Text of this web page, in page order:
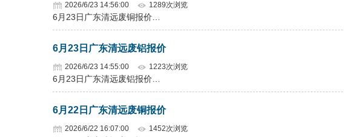
2026/6/23 14:56:00 1289次浏览
6月23日广东清远废铜报价…
6月23日广东清远废铝报价
2026/6/23 14:55:00 1223次浏览
6月23日广东清远废铝报价…
6月22日广东清远废铜报价
2026/6/22 16:07:00 1452次浏览